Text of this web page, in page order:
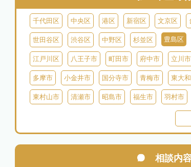
千代田区 中央区 港区 新宿区 文京区
世田谷区 渋谷区 中野区 杉並区 豊島区
江戸川区 八王子市 町田市 府中市 立川市
多摩市 小金井市 国分寺市 青梅市 東大
東村山市 清瀬市 昭島市 福生市 羽村市
西多摩
御蔵島 八丈島 青ヶ島 小笠原村
相談内